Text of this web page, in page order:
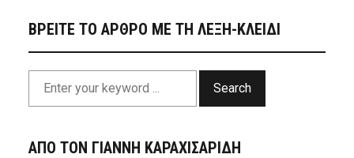
ΒΡΕΙΤΕ ΤΟ ΑΡΘΡΟ ΜΕ ΤΗ ΛΕΞΗ-ΚΛΕΙΔΙ
Search
ΑΠΟ ΤΟΝ ΓΙΑΝΝΗ ΚΑΡΑΧΙΣΑΡΙΔΗ